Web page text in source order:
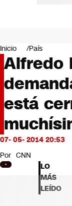
Negocios
Deportes
Programas
Cultura
Servicios
Bits
CNN tiempo
Futuro 360
Inicio País
Alfredo
está
07- 05- 2014 20:53
Por CNN
LO
MÁS
LEÍDO